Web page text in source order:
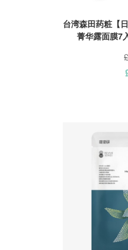
台湾森田药粧【
菁华露面膜7